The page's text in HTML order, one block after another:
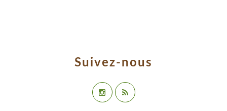
Suivez-nous